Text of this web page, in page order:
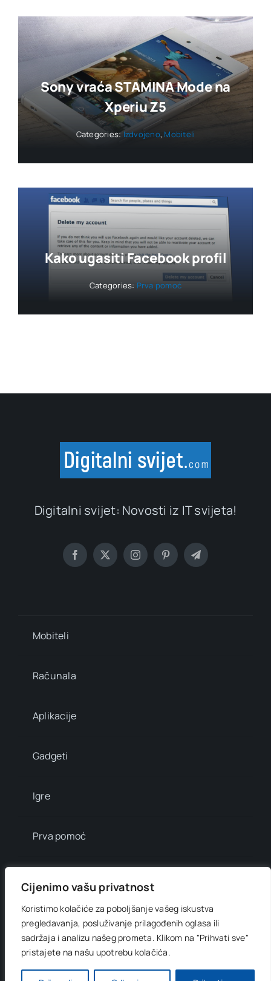
Cijenimo vašu privatnost
Koristimo kolačiće za poboljšanje vašeg iskustva
pregledavanja, posluživanje prilagođenih oglasa ili
sadržaja i analizu našeg prometa. Klikom na "Prihvati sve"
pristajete na našu upotrebu kolačića.
Sony vraća STAMINA Mode na
Xperiu Z5
Categories:Izdvojeno, Mobiteli
Kako ugasiti Facebook profil
Categories: Prva pomoć
Digitalni svijet: Novosti iz IT svijeta!
Mobiteli
Računala
Aplikacije
Gadgeti
Igre
Prva pomoć
Info brojevi